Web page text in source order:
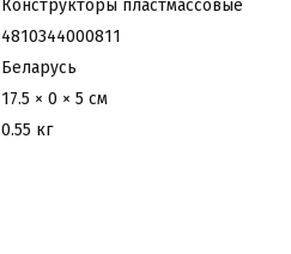
Конструкторы пластмассовые
4810344000811
Беларусь
17.5 × 0 × 5 см
0.55 кг